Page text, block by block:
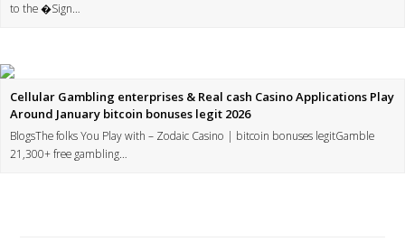
to the �Sign…
Cellular Gambling enterprises & Real cash Casino Applications Play
Around January bitcoin bonuses legit 2026
BlogsThe folks You Play with – Zodaic Casino | bitcoin bonuses legitGamble
21,300+ free gambling…